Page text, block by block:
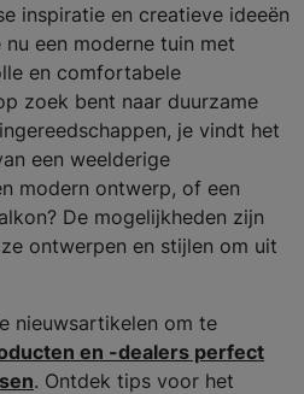
inspiratie en creatieve ideeën
een moderne tuin met
en comfortabele
zoek bent naar duurzame
je vindt het
een weelderige
modern ontwerp, of een
De mogelijkheden zijn
ontwerpen en stijlen om uit
nieuwsartikelen om te
en -dealers perfect
. Ontdek tips voor het